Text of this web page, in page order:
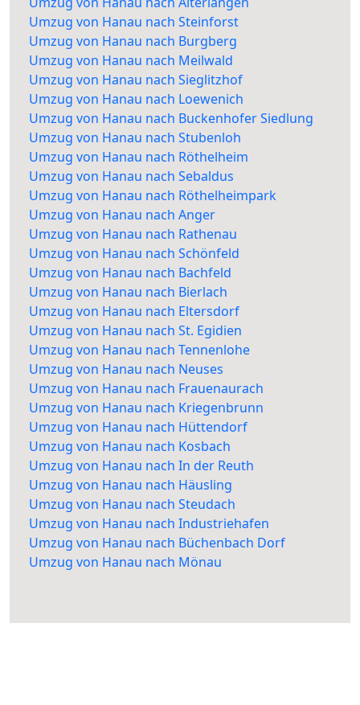
Umzug von Hanau nach Steinforst
Umzug von Hanau nach Burgberg
Umzug von Hanau nach Meilwald
Umzug von Hanau nach Sieglitzhof
Umzug von Hanau nach Loewenich
Umzug von Hanau nach Buckenhofer Siedlung
Umzug von Hanau nach Stubenloh
Umzug von Hanau nach Röthelheim
Umzug von Hanau nach Sebaldus
Umzug von Hanau nach Röthelheimpark
Umzug von Hanau nach Anger
Umzug von Hanau nach Rathenau
Umzug von Hanau nach Schönfeld
Umzug von Hanau nach Bachfeld
Umzug von Hanau nach Bierlach
Umzug von Hanau nach Eltersdorf
Umzug von Hanau nach St. Egidien
Umzug von Hanau nach Tennenlohe
Umzug von Hanau nach Neuses
Umzug von Hanau nach Frauenaurach
Umzug von Hanau nach Kriegenbrunn
Umzug von Hanau nach Hüttendorf
Umzug von Hanau nach Kosbach
Umzug von Hanau nach In der Reuth
Umzug von Hanau nach Häusling
Umzug von Hanau nach Steudach
Umzug von Hanau nach Industriehafen
Umzug von Hanau nach Büchenbach Dorf
Umzug von Hanau nach Mönau